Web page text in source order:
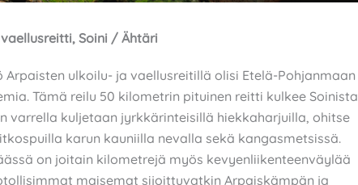
Soini / Ähtäri
Arpaisten ulkoilu- ja vaellusreitillä olisi Etelä-Pohjanmaan
Tämä reilu 50 kilometrin pituinen reitti kulkee Soinista
varrella kuljetaan jyrkkärinteisillä hiekkaharjuilla, ohitse
karun kauniilla nevalla sekä kangasmetsissä.
on joitain kilometrejä myös kevyenliikenteenväylää
maisemat sijoittuvatkin Arpaiskämpän ja